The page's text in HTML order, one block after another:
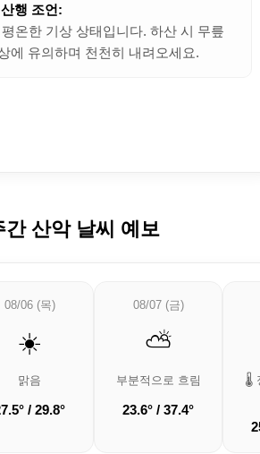
행 조언:
온한 기상 상태입니다. 하산 시 무릎
에 유의하며 천천히 내려오세요.
간 산악 날씨 예보
08/06 (목)
☀️
맑음
/ 29.8°
08/07 (금)
⛅
부분적으로 흐림
23.6° / 37.4°
🌡️